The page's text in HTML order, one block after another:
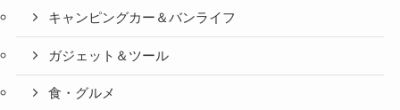
キャンピングカー＆バンライフ
ガジェット＆ツール
食・グルメ